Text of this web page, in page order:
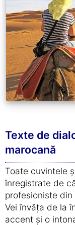
Texte de
marocană
Toate cuvintele
înregistrate de
profesioniste din
Vei învăța de la
accent și o